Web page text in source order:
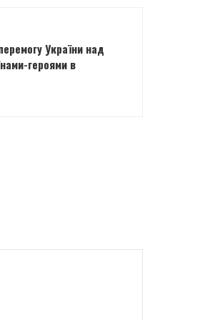
України над
героями в